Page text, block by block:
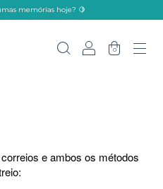
memórias hoje? 🍋
0
e ambos os métodos